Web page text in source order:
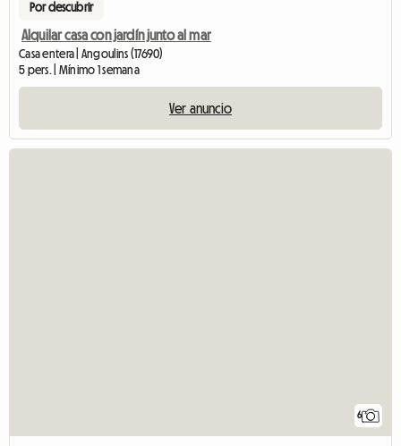
Por descubrir
Alquilar casa con jardín junto al mar
Casa entera | Angoulins (17690)
5 pers. | Mínimo 1 semana
Ver anuncio
6